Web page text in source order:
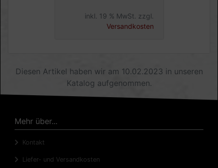
inkl. 19 % MwSt. zzgl.
Versandkosten
Diesen Artikel haben wir am 10.02.2023 in unseren
Katalog aufgenommen.
Mehr über...
Kontakt
Liefer- und Versandkosten